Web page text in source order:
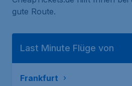
gute Route.
Last Minute Flüge von
Frankfurt